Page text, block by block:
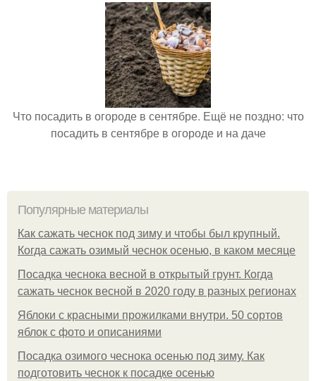
Что посадить в огороде в сентябре. Ещё не поздно: что
посадить в сентябре в огороде и на даче
Популярные материалы
Как сажать чеснок под зиму и чтобы был крупный.
Когда сажать озимый чеснок осенью, в каком месяце
Посадка чеснока весной в открытый грунт. Когда
сажать чеснок весной в 2020 году в разных регионах
Яблоки с красными прожилками внутри. 50 сортов
яблок с фото и описаниями
Посадка озимого чеснока осенью под зиму. Как
подготовить чеснок к посадке осенью